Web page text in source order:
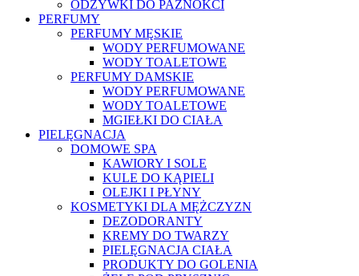
ODŻYWKI DO PAZNOKCI
PERFUMY
PERFUMY MĘSKIE
WODY PERFUMOWANE
WODY TOALETOWE
PERFUMY DAMSKIE
WODY PERFUMOWANE
WODY TOALETOWE
MGIEŁKI DO CIAŁA
PIELĘGNACJA
DOMOWE SPA
KAWIORY I SOLE
KULE DO KĄPIELI
OLEJKI I PŁYNY
KOSMETYKI DLA MĘŻCZYZN
DEZODORANTY
KREMY DO TWARZY
PIELĘGNACJA CIAŁA
PRODUKTY DO GOLENIA